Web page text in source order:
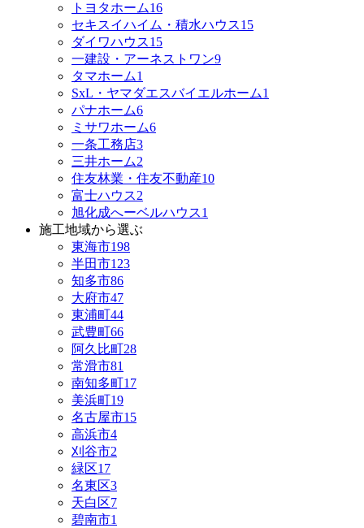
トヨタホーム16
セキスイハイム・積水ハウス15
ダイワハウス15
一建設・アーネストワン9
タマホーム1
SxL・ヤマダエスバイエルホーム1
パナホーム6
ミサワホーム6
一条工務店3
三井ホーム2
住友林業・住友不動産10
富士ハウス2
旭化成へーベルハウス1
施工地域から選ぶ
東海市198
半田市123
知多市86
大府市47
東浦町44
武豊町66
阿久比町28
常滑市81
南知多町17
美浜町19
名古屋市15
高浜市4
刈谷市2
緑区17
名東区3
天白区7
碧南市1